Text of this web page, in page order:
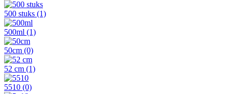
500 stuks (1)
500ml (1)
50cm (0)
52 cm (1)
5510 (0)